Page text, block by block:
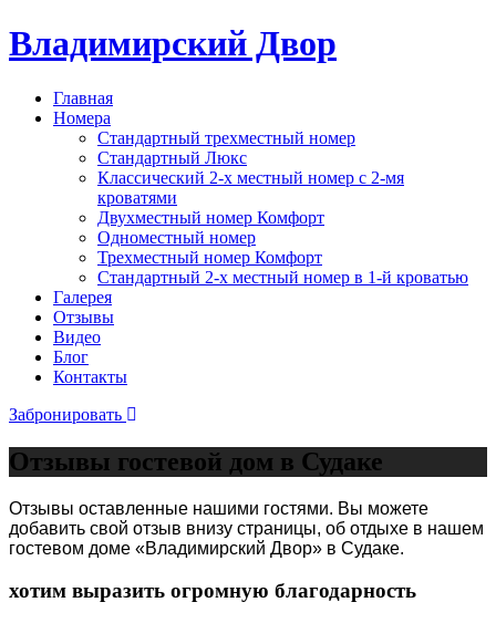
Владимирский Двор
Главная
Номера
Стандартный трехместный номер
Стандартный Люкс
Классический 2-х местный номер с 2-мя
кроватями
Двухместный номер Комфорт
Одноместный номер
Трехместный номер Комфорт
Стандартный 2-х местный номер в 1-й кроватью
Галерея
Отзывы
Видео
Блог
Контакты
Забронировать
Отзывы гостевой дом в Судаке
Отзывы оставленные нашими гостями. Вы можете
добавить свой отзыв внизу страницы, об отдыхе в нашем
гостевом доме «Владимирский Двор» в Судаке.
хотим выразить огромную благодарность